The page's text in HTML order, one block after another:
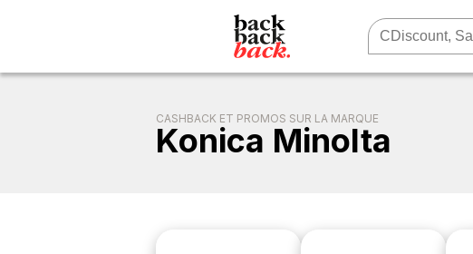
CASHBACK ET PROMOS SUR LA MARQUE
Konica Minolta